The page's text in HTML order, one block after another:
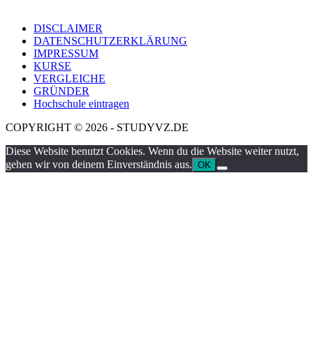
DISCLAIMER
DATENSCHUTZERKLÄRUNG
IMPRESSUM
KURSE
VERGLEICHE
GRÜNDER
Hochschule eintragen
COPYRIGHT © 2026 - STUDYVZ.DE
Diese Website benutzt Cookies. Wenn du die Website weiter nutzt,
gehen wir von deinem Einverständnis aus. OK